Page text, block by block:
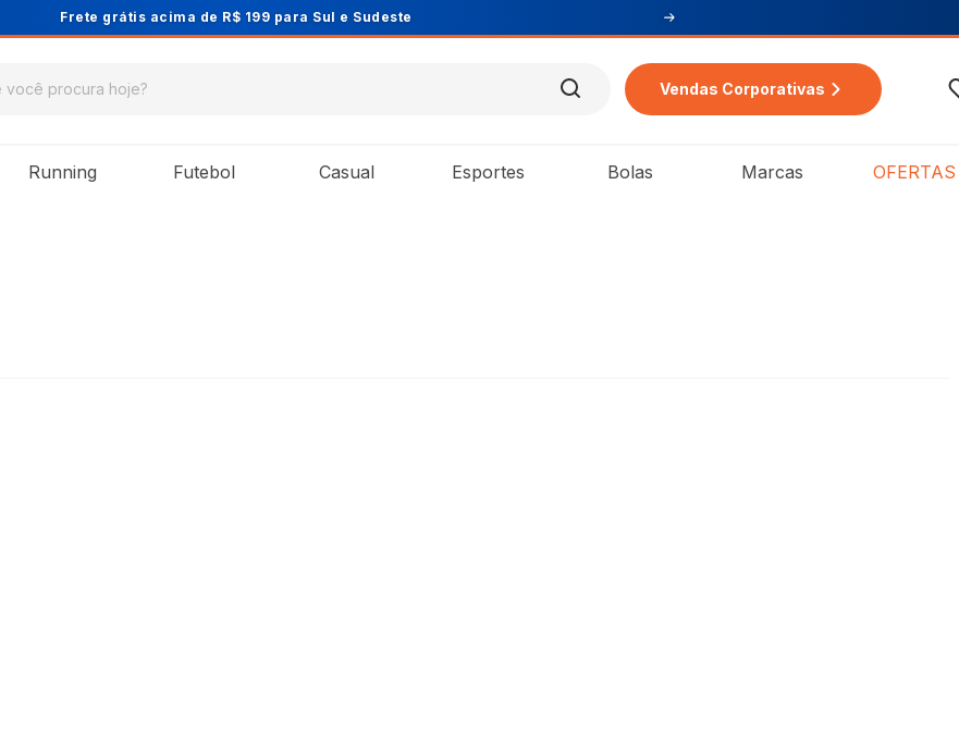
Cupom PRIMEIRA10 para 10% OFF na 1ª compra
Vendas Corporativas
Running Futebol Casual Esportes Bolas Marcas OFERTAS